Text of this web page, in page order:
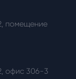
помещение
офис 306-3